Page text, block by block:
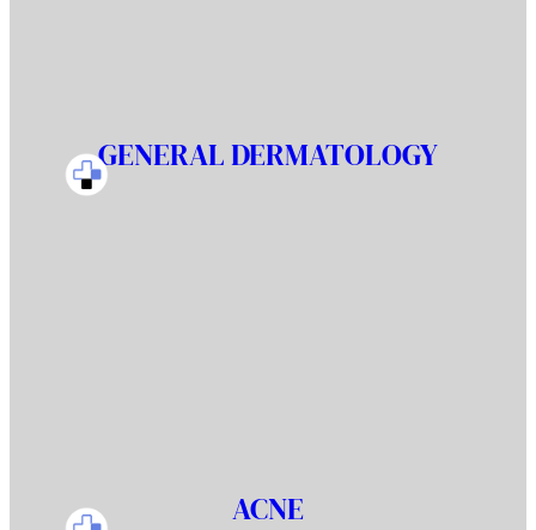
GENERAL DERMATOLOGY
ACNE